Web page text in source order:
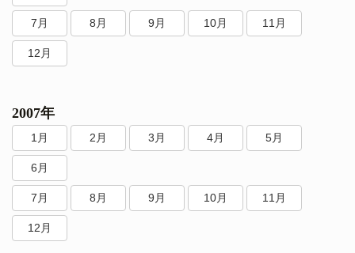
7月 8月 9月 10月 11月
12月
2007年
1月 2月 3月 4月 5月
6月
7月 8月 9月 10月 11月
12月